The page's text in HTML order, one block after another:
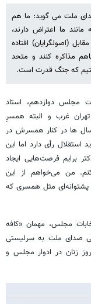
ملت می گوید: ما هم
ما اعتراض دارند،
(اصولگرایان) افتاده
مذاکره کنند و متحد
که جنگ قدرت است.
مجلس دوازدهم، استاد
غرب و البته همسرِ
ها در کنار همسرش در
رأی دارد اما این
برایم فرصت‌هایی ایجاد
من می‌خواهم از این
پشتوانه‌ای مثل همسری که
مجلس، مهمان «کافه
صدای ملت به سرلیستی
زنان در ادوار مجلس و